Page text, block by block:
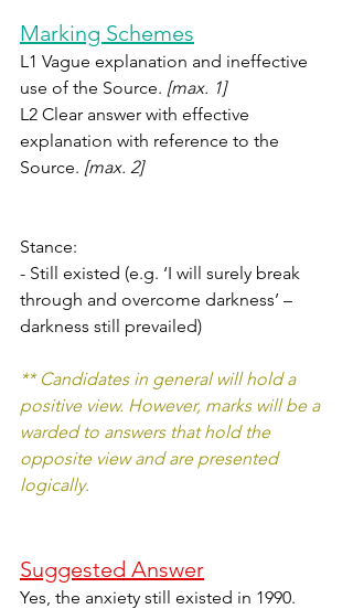
Marking Schemes
L1 Vague explanation and ineffective
use of the Source. [max. 1]
L2 Clear answer with effective
explanation with reference to the
Source. [max. 2]
Stance:
- Still existed (e.g. ‘I will surely break
through and overcome darkness’ –
darkness still prevailed)
** Candidates in general will hold a
positive view. However, marks will be a
warded to answers that hold the
opposite view and are presented
logically.
Suggested Answer
Yes, the anxiety still existed in 1990.